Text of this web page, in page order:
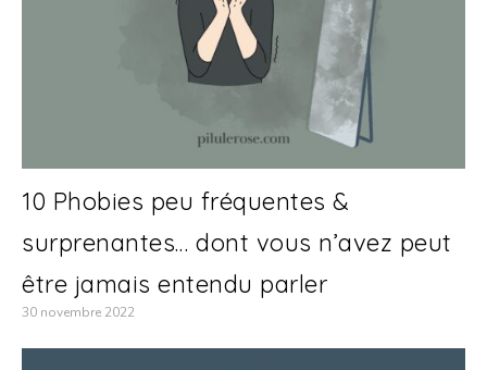
10 Phobies peu fréquentes &
surprenantes… dont vous n’avez peut
être jamais entendu parler
30 novembre 2022